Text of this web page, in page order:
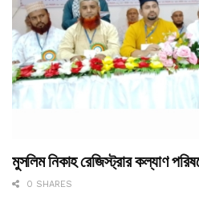
মুসলিম নিকাহ রেজিস্ট্রার কল্যাণ
0 SHARES